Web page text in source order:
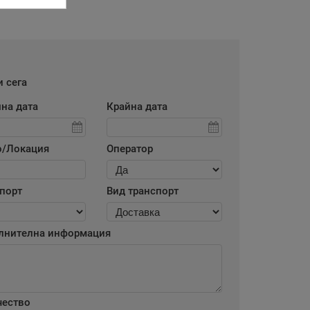
сега
дата
Крайна дата
Локация Оператор
Вид транспорт
информация